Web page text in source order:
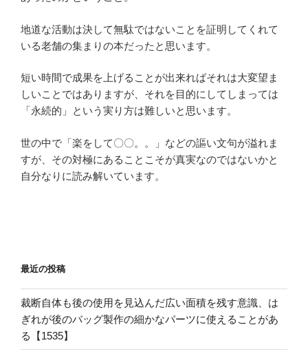
地道な活動は決して無駄ではないことを証明してくれて
いる老舗の集まりの本だったと思います。
短い時間で成果を上げることが出来ればそれは大変望ま
しいことではありますが、それを目的にしてしまっては
「永続的」という実り方は難しいと思います。
世の中で「楽をして〇〇。。」などの謳い文句が溢れま
すが、その対極にあることこそが真実なのではないかと
自分なりに読み解いています。
最近の投稿
裁断自体も後の使用を見込んだ広い面積を残す意識、は
ぎれが後のバッグ製作の細かなパーツに使えることがあ
る【1535】